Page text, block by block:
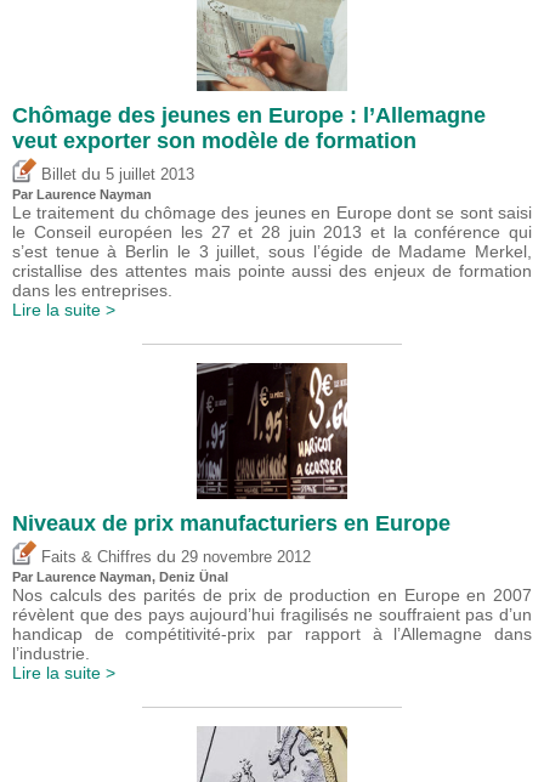
Chômage des jeunes en Europe : l’Allemagne
veut exporter son modèle de formation
Billet du 5 juillet 2013
Par Laurence Nayman
Le traitement du chômage des jeunes en Europe dont se sont saisi
le Conseil européen les 27 et 28 juin 2013 et la conférence qui
s’est tenue à Berlin le 3 juillet, sous l’égide de Madame Merkel,
cristallise des attentes mais pointe aussi des enjeux de formation
dans les entreprises.
Lire la suite >
Niveaux de prix manufacturiers en Europe
Faits & Chiffres du 29 novembre 2012
Par Laurence Nayman, Deniz Ünal
Nos calculs des parités de prix de production en Europe en 2007
révèlent que des pays aujourd’hui fragilisés ne souffraient pas d’un
handicap de compétitivité-prix par rapport à l’Allemagne dans
l’industrie.
Lire la suite >